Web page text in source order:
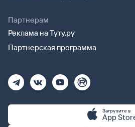
Партнерам
Реклама на Туту.ру
Партнерская программа
Загрузите в
App